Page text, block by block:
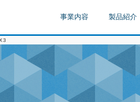
事業内容 製品紹介